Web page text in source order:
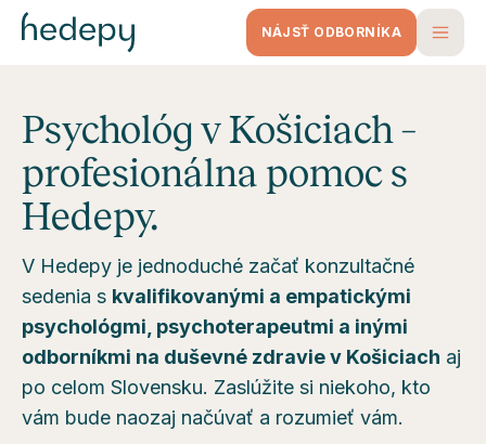
NÁJSŤ ODBORNÍKA
Psychológ v Košiciach –
profesionálna pomoc s
Hedepy.
V Hedepy je jednoduché začať konzultačné
sedenia s kvalifikovanými a empatickými
psychológmi, psychoterapeutmi a inými
odborníkmi na duševné zdravie v Košiciach aj
po celom Slovensku. Zaslúžite si niekoho, kto
vám bude naozaj načúvať a rozumieť vám.